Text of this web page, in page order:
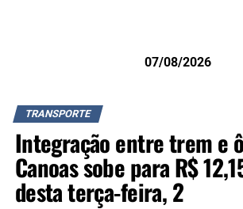
07/08/2026
TRANSPORTE
Integração entre trem e
Canoas sobe para R$
desta terça-feira, 2